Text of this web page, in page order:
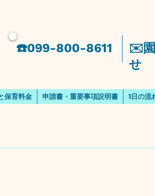
​✉️園
せ
​☎️099-800-8611
保育料金 申請書・重要事項説明書 1日の流